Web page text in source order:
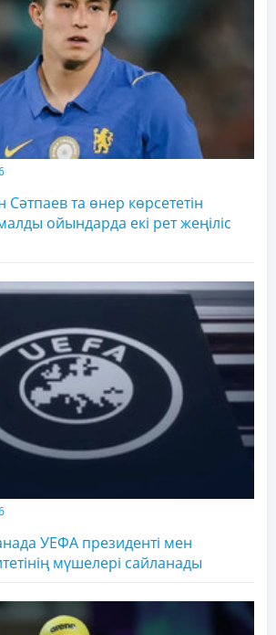
та өнер көрсететін
ойындарда екі рет жеңіліс
УЕФА президенті мен
мүшелері сайланады